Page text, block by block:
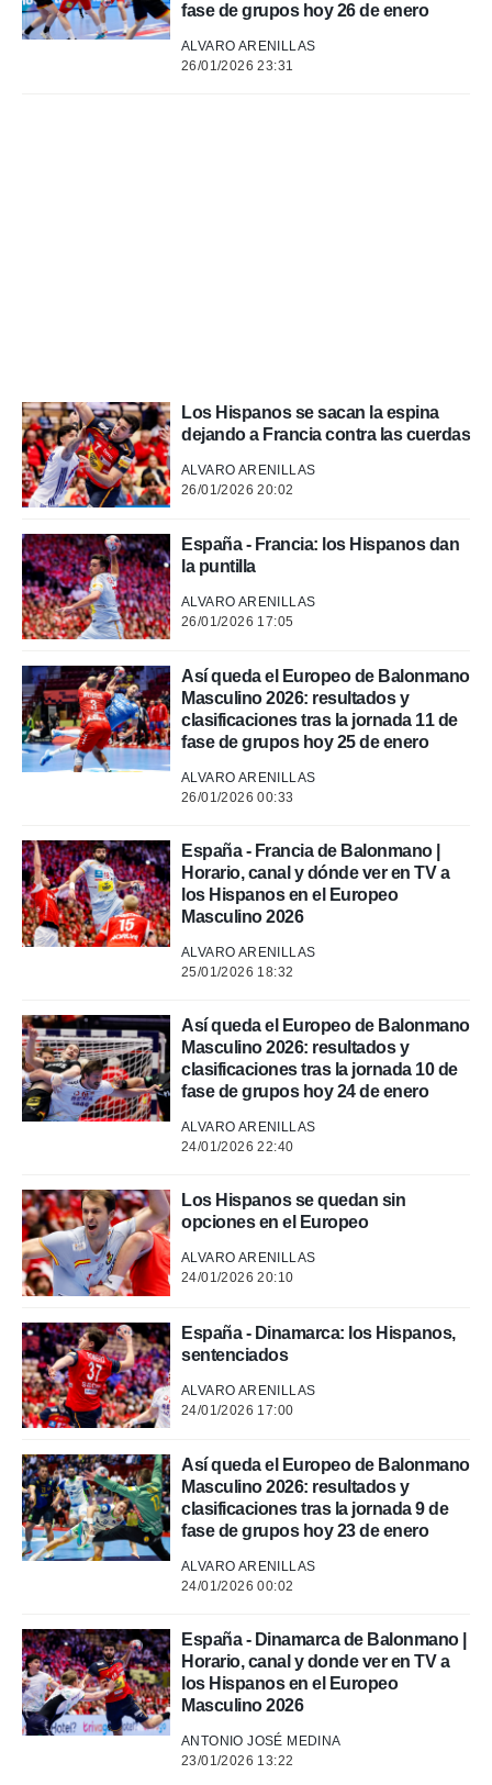
utilizar
de
uso de
con el
e
mediante
publicidad
publicidad
de
fase de grupos hoy 26 de enero
ALVARO ARENILLAS
26/01/2026 23:31
Los Hispanos se sacan la espina
dejando a Francia contra las cuerdas
ALVARO ARENILLAS
26/01/2026 20:02
España - Francia: los Hispanos dan
la puntilla
ALVARO ARENILLAS
26/01/2026 17:05
Así queda el Europeo de Balonmano
Masculino 2026: resultados y
clasificaciones tras la jornada 11 de
fase de grupos hoy 25 de enero
ALVARO ARENILLAS
26/01/2026 00:33
España - Francia de Balonmano |
Horario, canal y dónde ver en TV a
los Hispanos en el Europeo
Masculino 2026
ALVARO ARENILLAS
25/01/2026 18:32
Así queda el Europeo de Balonmano
Masculino 2026: resultados y
clasificaciones tras la jornada 10 de
fase de grupos hoy 24 de enero
ALVARO ARENILLAS
24/01/2026 22:40
Los Hispanos se quedan sin
opciones en el Europeo
ALVARO ARENILLAS
24/01/2026 20:10
España - Dinamarca: los Hispanos,
sentenciados
ALVARO ARENILLAS
24/01/2026 17:00
Así queda el Europeo de Balonmano
Masculino 2026: resultados y
clasificaciones tras la jornada 9 de
fase de grupos hoy 23 de enero
ALVARO ARENILLAS
24/01/2026 00:02
España - Dinamarca de Balonmano |
Horario, canal y donde ver en TV a
los Hispanos en el Europeo
Masculino 2026
ANTONIO JOSÉ MEDINA
23/01/2026 13:22